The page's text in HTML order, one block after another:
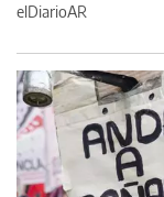
elDiarioAR